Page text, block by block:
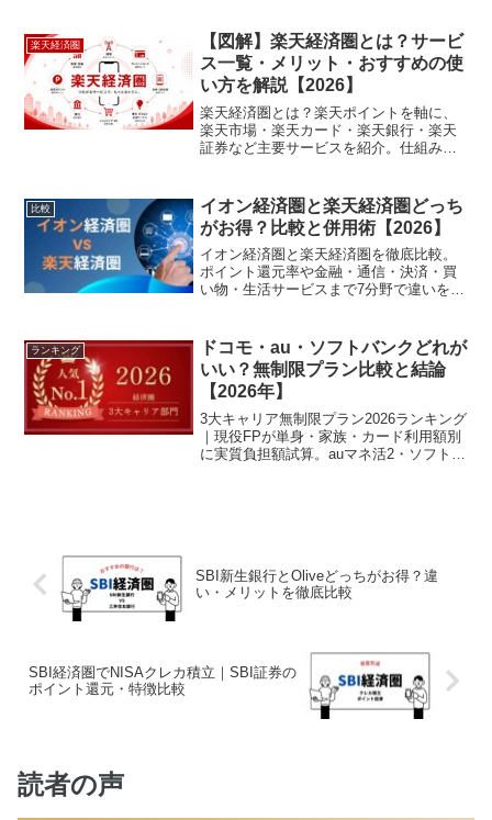
リット・デメリットや注意点も解説し、
日常生活と家計改善に直結する実践的な
活用術をわかりやすくまとめた総合ガイ
ド。
楽天経済圏
【図解】楽天経済圏とは？サービ
ス一覧・メリット・おすすめの使
い方を解説【2026】
楽天経済圏とは？楽天ポイントを軸に、
楽天市場・楽天カード・楽天銀行・楽天
証券など主要サービスを紹介。仕組みや
解説します。
比較
イオン経済圏と楽天経済圏どっち
がお得？比較と併用術【2026】
イオン経済圏と楽天経済圏を徹底比較。
ポイント還元率や金融・通信・決済・買
い物・生活サービスまで7分野で違いを詳
ランキング
ドコモ・au・ソフトバンクどれが
いい？無制限プラン比較と結論
【2026年】
3大キャリア無制限プラン2026ランキング
｜現役FPが単身・家族・カード利用額別
に実質負担額試算。auマネ活2・ソフトバ
SBI新生銀行とOliveどっちがお得？違
い・メリットを徹底比較
SBI経済圏でNISAクレカ積立｜SBI証券の
ポイント還元・特徴比較
読者の声